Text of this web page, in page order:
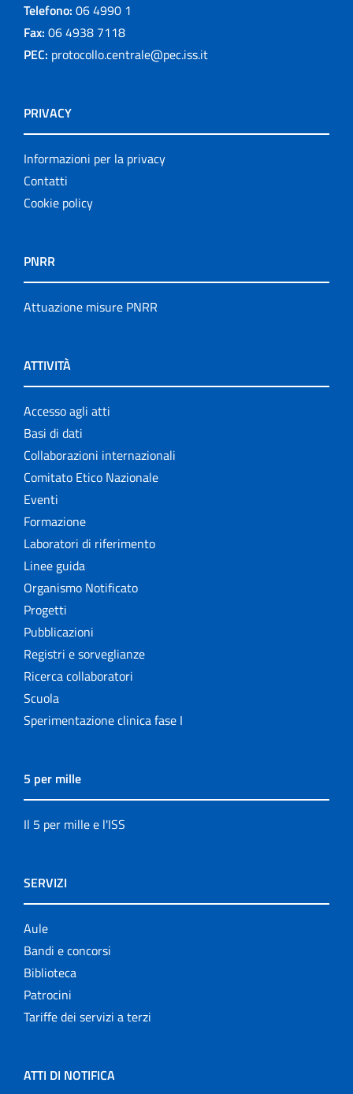
Telefono: 06 4990 1
Fax: 06 4938 7118
PEC: protocollo.centrale@pec.iss.it
PRIVACY
Informazioni per la privacy
Contatti
Cookie policy
PNRR
Attuazione misure PNRR
ATTIVITÀ
Accesso agli atti
Basi di dati
Collaborazioni internazionali
Comitato Etico Nazionale
Eventi
Formazione
Laboratori di riferimento
Linee guida
Organismo Notificato
Progetti
Pubblicazioni
Registri e sorveglianze
Ricerca collaboratori
Scuola
Sperimentazione clinica fase I
5 per mille
Il 5 per mille e l'ISS
SERVIZI
Aule
Bandi e concorsi
Biblioteca
Patrocini
Tariffe dei servizi a terzi
ATTI DI NOTIFICA